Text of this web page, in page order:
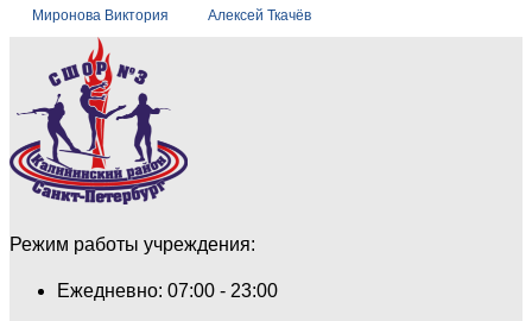
Миронова Виктория Алексей Ткачёв
Режим работы учреждения:
Ежедневно: 07:00 - 23:00